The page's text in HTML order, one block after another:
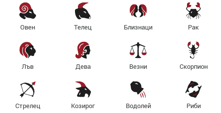
Овен Телец Близнаци Рак
Лъв Дева Везни Скорпион
Стрелец Козирог Водолей Риби